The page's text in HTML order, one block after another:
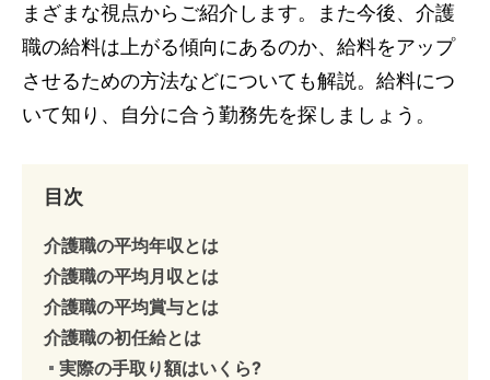
まざまな視点からご紹介します。また今後、介護
職の給料は上がる傾向にあるのか、給料をアップ
させるための方法などについても解説。給料につ
いて知り、自分に合う勤務先を探しましょう。
目次
介護職の平均年収とは
介護職の平均月収とは
介護職の平均賞与とは
介護職の初任給とは
実際の手取り額はいくら?